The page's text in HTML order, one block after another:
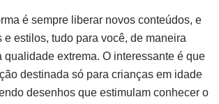
é sempre liberar novos conteúdos, e
e estilos, tudo para você, de maneira
qualidade extrema. O interessante é que
destinada só para crianças em idade
desenhos que estimulam conhecer o